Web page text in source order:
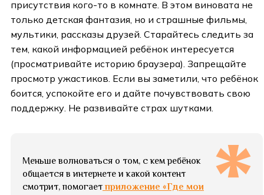
присутствия кого-то в комнате. В этом виновата не
только детская фантазия, но и страшные фильмы,
мультики, рассказы друзей. Старайтесь следить за
тем, какой информацией ребёнок интересуется
(просматривайте историю браузера). Запрещайте
просмотр ужастиков. Если вы заметили, что ребёнок
боится, успокойте его и дайте почувствовать свою
поддержку. Не развивайте страх шутками.
Меньше волноваться о том, с кем ребёнок
общается в интернете и какой контент
смотрит, помогаетприложение «Где мои